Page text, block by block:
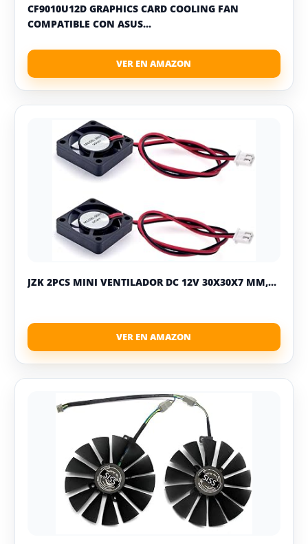
CF9010U12D GRAPHICS CARD COOLING FAN
COMPATIBLE CON ASUS...
JZK 2PCS MINI VENTILADOR DC 12V 30X30X7 MM,...